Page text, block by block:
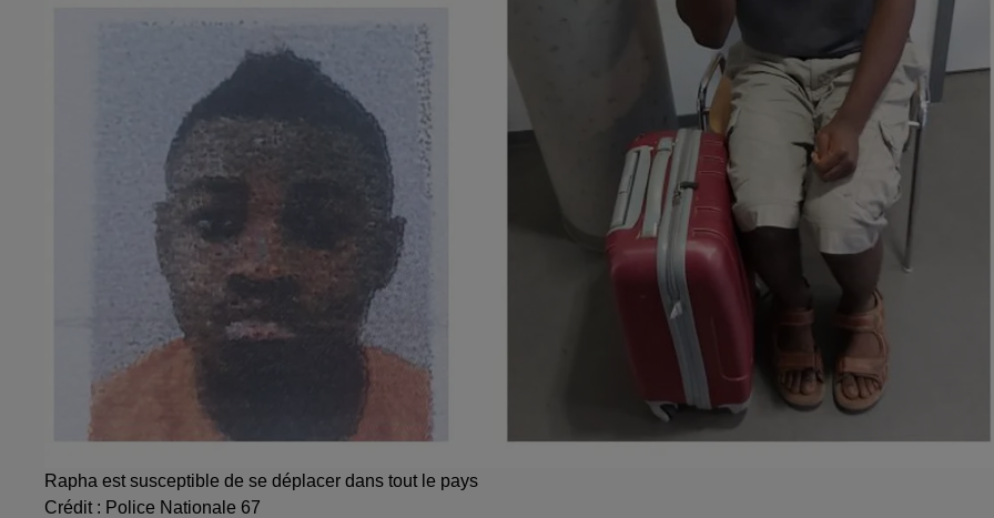
Rapha est susceptible de se déplacer dans tout le pays
Crédit : Police Nationale 67